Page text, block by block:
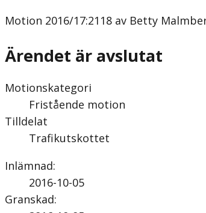
Motion 2016/17:2118 av Betty
Ärendet är avslutat
Motionskategori
Fristående motion
Tilldelat
Trafikutskottet
Inlämnad:
2016-10-05
Granskad: